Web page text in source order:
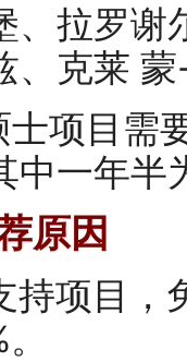
、拉罗谢
、克莱
项目需
中一年半
原因
持项目，